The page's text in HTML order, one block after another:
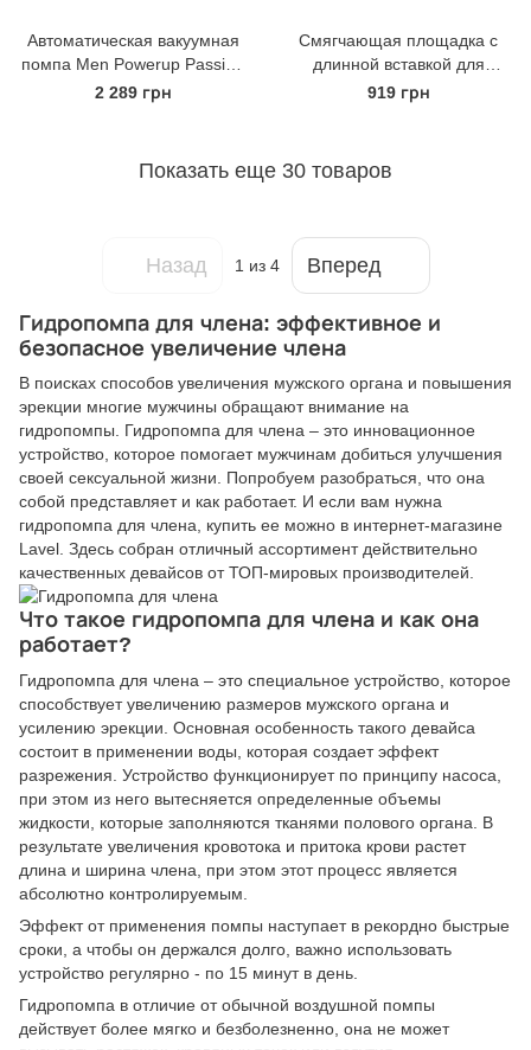
Автоматическая вакуумная
помпа Men Powerup Passion
Enlargement system Blue
2 289 грн
Смягчающая площадка с
длинной вставкой для
Hydromax X20 (Hydromax 5)
919 грн
Показать еще 30 товаров
Назад 1 из 4 Вперед
Гидропомпа для члена: эффективное и
безопасное увеличение члена
В поисках способов увеличения мужского органа и повышения
эрекции многие мужчины обращают внимание на
гидропомпы. Гидропомпа для члена – это инновационное
устройство, которое помогает мужчинам добиться улучшения
своей сексуальной жизни. Попробуем разобраться, что она
собой представляет и как работает. И если вам нужна
гидропомпа для члена, купить ее можно в интернет-магазине
Lavel. Здесь собран отличный ассортимент действительно
качественных девайсов от ТОП-мировых производителей.
Что такое гидропомпа для члена и как она
работает?
Гидропомпа для члена – это специальное устройство, которое
способствует увеличению размеров мужского органа и
усилению эрекции. Основная особенность такого девайса
состоит в применении воды, которая создает эффект
разрежения. Устройство функционирует по принципу насоса,
при этом из него вытесняется определенные объемы
жидкости, которые заполняются тканями полового органа. В
результате увеличения кровотока и притока крови растет
длина и ширина члена, при этом этот процесс является
абсолютно контролируемым.
Эффект от применения помпы наступает в рекордно быстрые
сроки, а чтобы он держался долго, важно использовать
устройство регулярно - по 15 минут в день.
Гидропомпа в отличие от обычной воздушной помпы
действует более мягко и безболезненно, она не может